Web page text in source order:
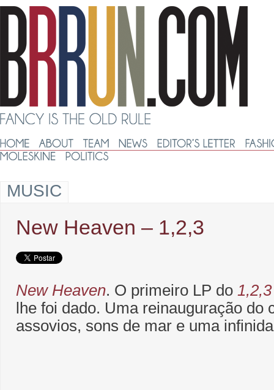
MUSIC
New Heaven – 1,2,3
New Heaven. O primeiro LP do 1,2,3
lhe foi dado. Uma reinauguração do
assovios, sons de mar e uma